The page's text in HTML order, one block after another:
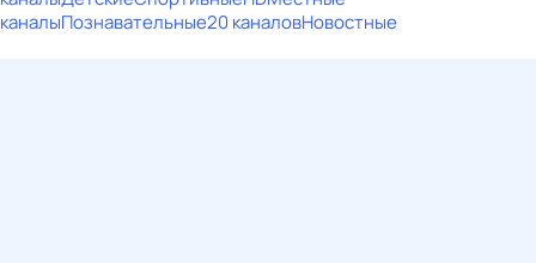
каналыПознавательные20 каналовНовостные